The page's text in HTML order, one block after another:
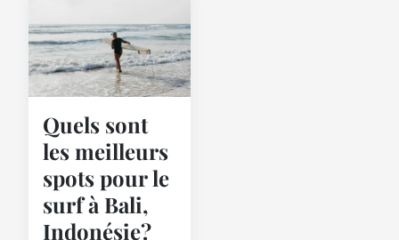
Quels sont
les meilleurs
spots pour le
surf à Bali,
Indonésie?